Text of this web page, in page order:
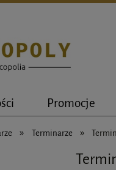
Promocje
» Terminarze »